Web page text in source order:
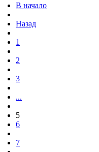
В начало
Назад
1
2
3
...
5
6
7